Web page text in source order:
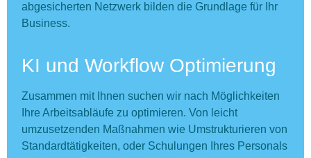
abgesicherten Netzwerk bilden die Grundlage für Ihr
Business.
KI und Workflow Optimierung
Zusammen mit Ihnen suchen wir nach Möglichkeiten
Ihre Arbeitsabläufe zu optimieren. Von leicht
umzusetzenden Maßnahmen wie Umstrukturieren von
Standardtätigkeiten, oder Schulungen Ihres Personals